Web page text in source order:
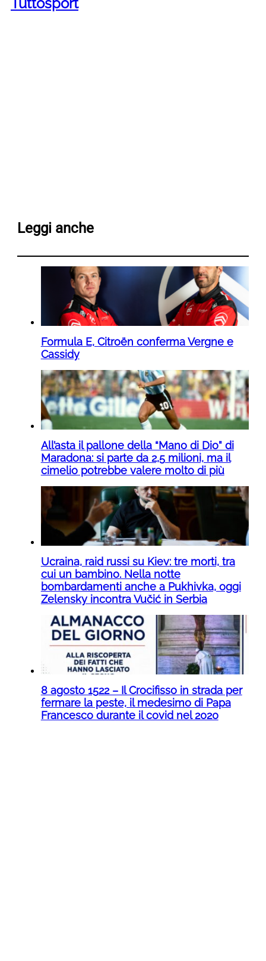
Leggi anche
Formula E, Citroën conferma Vergne e
Cassidy
All’asta il pallone della “Mano di Dio” di
Maradona: si parte da 2,5 milioni, ma il
cimelio potrebbe valere molto di più
Ucraina, raid russi su Kiev: tre morti, tra
cui un bambino. Nella notte
bombardamenti anche a Pukhivka, oggi
Zelensky incontra Vučić in Serbia
8 agosto 1522 – Il Crocifisso in strada per
fermare la peste, il medesimo di Papa
Francesco durante il covid nel 2020